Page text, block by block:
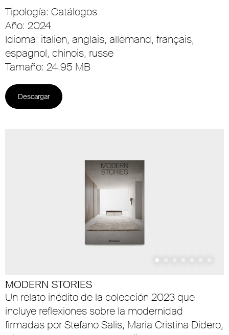
Tipología: Catálogos
Año: 2024
Idioma: italien, anglais, allemand, français,
espagnol, chinois, russe
Tamaño: 24.95 MB
Descargar
MODERN STORIES
Un relato inédito de la colección 2023 que
incluye reflexiones sobre la modernidad
firmadas por Stefano Salis, Maria Cristina Didero,